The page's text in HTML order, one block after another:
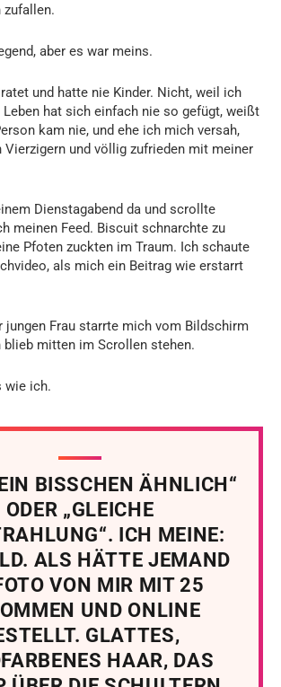
zufallen.
aber es war meins.
und hatte nie Kinder. Nicht, weil ich
hat sich einfach nie so gefügt, weißt
kam nie, und ehe ich mich versah,
Vierzigern und völlig zufrieden mit meiner
Dienstagabend da und scrollte
meinen Feed. Biscuit schnarchte zu
Pfoten zuckten im Traum. Ich schaute
als mich ein Beitrag wie erstarrt
jungen Frau starrte mich vom Bildschirm
blieb mitten im Scrollen stehen.
wie ich.
BISSCHEN ÄHNLICH“
ODER „GLEICHE
ICH MEINE:
ALS HÄTTE JEMAND
VON MIR MIT 25
UND ONLINE
GLATTES,
HAAR, DAS